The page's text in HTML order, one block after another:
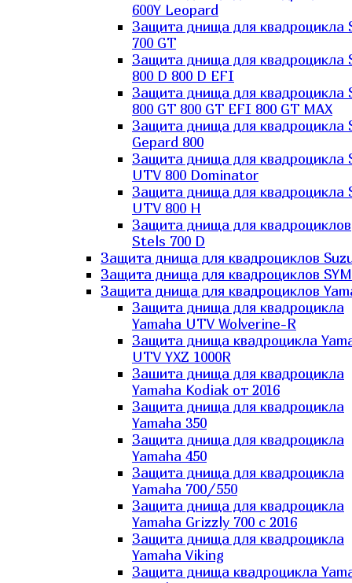
600Y Leopard
Защита днища для квадроцикла
700 GT
Защита днища для квадроцикла
800 D 800 D EFI
Защита днища для квадроцикла
800 GT 800 GT EFI 800 GT MAX
Защита днища для квадроцикла
Gepard 800
Защита днища для квадроцикла
UTV 800 Dominator
Защита днища для квадроцикла
UTV 800 H
Защита днища для квадроциклов
Stels 700 D
Защита днища для квадроциклов
Защита днища для квадроциклов SYM
Защита днища для квадроциклов
Защита днища для квадроцикла
Yamaha UTV Wolverine-R
Защита днища квадроцикла
UTV YXZ 1000R
Зашита днища для квадроцикла
Yamaha Kodiak от 2016
Защита днища для квадроцикла
Yamaha 350
Защита днища для квадроцикла
Yamaha 450
Защита днища для квадроцикла
Yamaha 700/550
Защита днища для квадроцикла
Yamaha Grizzly 700 с 2016
Защита днища для квадроцикла
Yamaha Viking
Защита днища квадроцикла